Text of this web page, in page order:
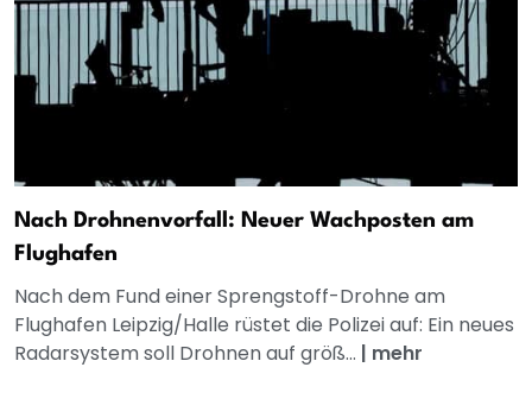
Nach Drohnenvorfall: Neuer Wachposten am
Flughafen
Nach dem Fund einer Sprengstoff-Drohne am
Flughafen Leipzig/Halle rüstet die Polizei auf: Ein neues
Radarsystem soll Drohnen auf größ... | mehr